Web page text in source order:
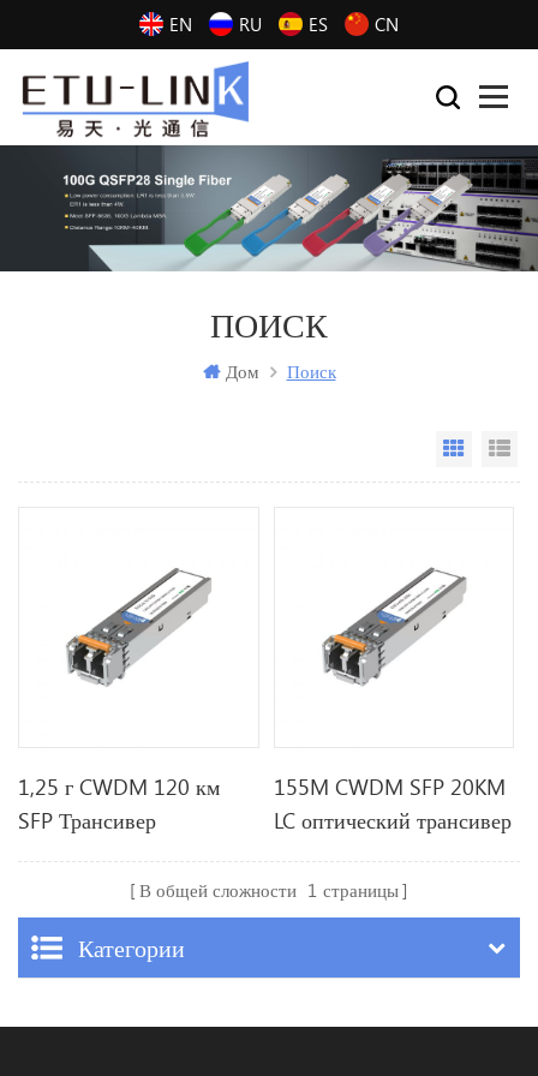
EN RU ES CN
ПОИСК
Дом Поиск
Grid
1,25 г CWDM 120 км
SFP Трансивер
155M CWDM SFP 20KM
LC оптический трансивер
В общей сложности 1 страницы
Категории